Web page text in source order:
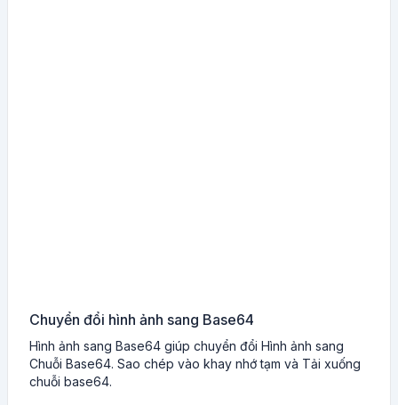
Chuyển đổi hình ảnh sang Base64
Hình ảnh sang Base64 giúp chuyển đổi Hình ảnh sang
Chuỗi Base64. Sao chép vào khay nhớ tạm và Tải xuống
chuỗi base64.